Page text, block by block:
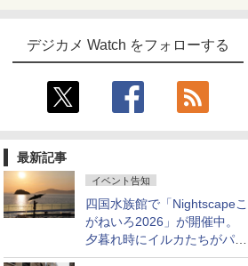
デジカメ Watch をフォローする
最新記事
イベント告知
四国水族館で「Nightscapeこ
がねいろ2026」が開催中。
夕暮れ時にイルカたちがパフ
ォーマンスを繰り広げる